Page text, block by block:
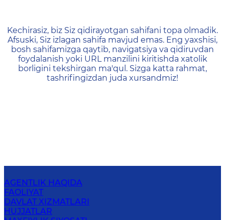
404 — Страница не
Kechirasiz, biz Siz qidirayotgan sahifani topa olmadik.
Afsuski, Siz izlagan sahifa mavjud emas. Eng yaxshisi,
bosh sahifamizga qaytib, navigatsiya va qidiruvdan
foydalanish yoki URL manzilini kiritishda xatolik
borligini tekshirgan ma'qul. Sizga katta rahmat,
tashrifingizdan juda xursandmiz!
AGENTLIK HAQIDA
FAOLIYAT
DAVLAT XIZMATLARI
HUJJATLAR